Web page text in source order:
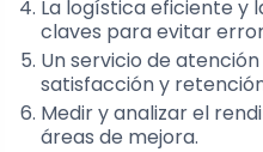
La logística eficiente y
claves para evitar
Un servicio de
satisfacción y
Medir y analizar el
áreas de mejora.